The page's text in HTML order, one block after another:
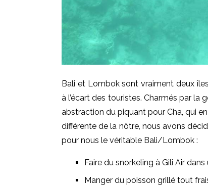
Bali et Lombok sont vraiment deux
à l’écart des touristes. Charmés par la
abstraction du piquant pour Cha, qui
différente de la nôtre, nous avons
pour nous le véritable Bali/Lombok :
Faire du snorkeling à Gili Air
Manger du poisson grillé tout